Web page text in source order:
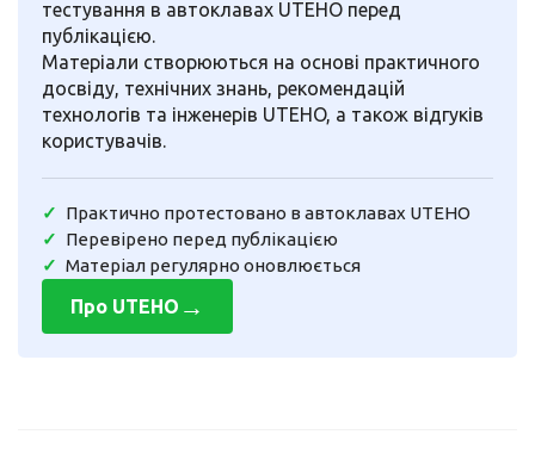
тестування в автоклавах UTEHO перед
публікацією.
Матеріали створюються на основі практичного
досвіду, технічних знань, рекомендацій
технологів та інженерів UTEHO, а також відгуків
користувачів.
Практично протестовано в автоклавах UTEHO
Перевірено перед публікацією
Матеріал регулярно оновлюється
Про UTEHO →